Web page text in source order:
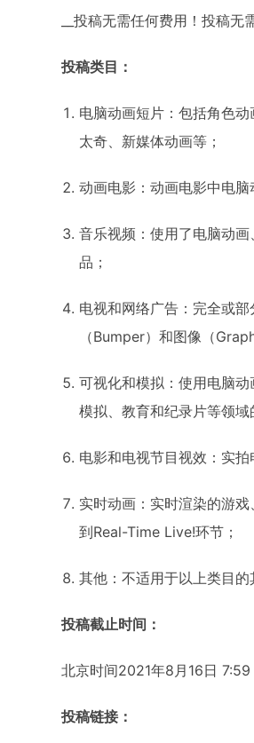
__投稿无需任何费用！投稿
投稿类目：
电脑动画短片：包括角色
太奇、新媒体动画等；
动画电影：动画电影中电脑
音乐视频：使用了电脑动
品；
电视和网络广告：完全或
（Bumper）和图像（
可视化和模拟：使用电脑
模拟、教育和纪录片等领域
电影和电视节目视效：实
实时动画：实时渲染的游戏
到Real-Time Live!环节；
其他：不适用于以上类目的
投稿截止时间：
北京时间2021年8月16日
投稿链接：